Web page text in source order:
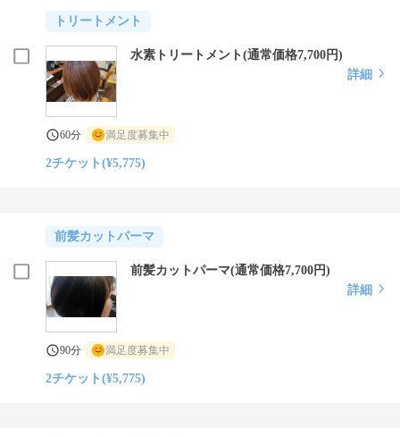
トリートメント
水素トリートメント(通常価格7,700円)
詳細
60分 満足度募集中
2チケット(¥5,775)
前髪カットパーマ
前髪カットパーマ(通常価格7,700円)
詳細
90分 満足度募集中
2チケット(¥5,775)